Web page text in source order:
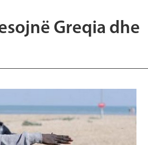
Greqia dhe